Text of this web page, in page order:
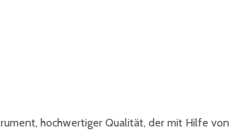
hochwertiger Qualität, der mit Hilfe von